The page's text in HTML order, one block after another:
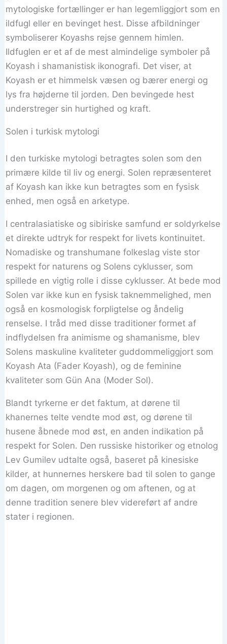
mytologiske fortællinger er han legemliggjort som en
ildfugl eller en bevinget hest. Disse afbildninger
symboliserer Koyashs rejse gennem himlen.
Ildfuglen er et af de mest almindelige symboler på
Koyash i shamanistisk ikonografi. Det viser, at
Koyash er et himmelsk væsen og bærer energi og
lys fra højderne til jorden. Den bevingede hest
understreger sin hurtighed og kraft.
Solen i turkisk mytologi
I den turkiske mytologi betragtes solen som den
primære kilde til liv og energi. Solen repræsenteret
af Koyash kan ikke kun betragtes som en fysisk
enhed, men også en arketype.
I centralasiatiske og sibiriske samfund er soldyrkelse
et direkte udtryk for respekt for livets kontinuitet.
Nomadiske og transhumane folkeslag viste stor
respekt for naturens og Solens cyklusser, som
spillede en vigtig rolle i disse cyklusser. At bede mod
Solen var ikke kun en fysisk taknemmelighed, men
også en kosmologisk forpligtelse og åndelig
renselse. I tråd med disse traditioner formet af
indflydelsen fra animisme og shamanisme, blev
Solens maskuline kvaliteter guddommeliggjort som
Koyash Ata (Fader Koyash), og de feminine
kvaliteter som Gün Ana (Moder Sol).
Blandt tyrkerne er det faktum, at dørene til
khanernes telte vendte mod øst, og dørene til
husene åbnede mod øst, en anden indikation på
respekt for Solen. Den russiske historiker og etnolog
Lev Gumilev udtalte også, baseret på kinesiske
kilder, at hunnernes herskere bad til solen to gange
om dagen, om morgenen og om aftenen, og at
denne tradition senere blev videreført af andre
stater i regionen.